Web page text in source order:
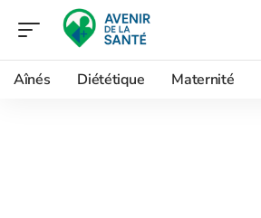
Aînés Diététique Maternité